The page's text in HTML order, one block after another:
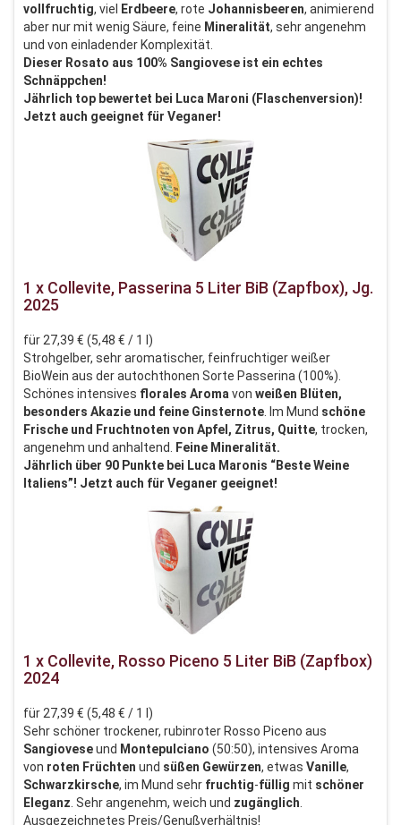
vollfruchtig, viel Erdbeere, rote Johannisbeeren, animierend
aber nur mit wenig Säure, feine Mineralität, sehr angenehm
und von einladender Komplexität.
Dieser Rosato aus 100% Sangiovese ist ein echtes
Schnäppchen!
Jährlich top bewertet bei Luca Maroni (Flaschenversion)!
Jetzt auch geeignet für Veganer!
1 x Collevite, Passerina 5 Liter BiB (Zapfbox), Jg.
2025
für 27,39 € (5,48 € / 1 l)
Strohgelber, sehr aromatischer, feinfruchtiger weißer
BioWein aus der autochthonen Sorte Passerina (100%).
Schönes intensives florales Aroma von weißen Blüten,
besonders Akazie und feine Ginsternote . Im Mund schöne
Frische und Fruchtnoten von Apfel, Zitrus, Quitte, trocken,
angenehm und anhaltend.
Feine Mineralität.
Jährlich über 90 Punkte bei Luca Maronis “Beste Weine
Italiens”! Jetzt auch für Veganer geeignet!
1 x Collevite, Rosso Piceno 5 Liter BiB (Zapfbox)
2024
für 27,39 € (5,48 € / 1 l)
Sehr schöner trockener, rubinroter Rosso Piceno aus
Sangioveseund Montepulciano (50:50), intensives Aroma
von roten Früchten und süßen Gewürzen, etwas Vanille,
Schwarzkirsche, im Mund sehr fruchtig-füllig mit schöner
Eleganz. Sehr angenehm, weich und zugänglich.
Ausgezeichnetes Preis/Genußverhältnis!